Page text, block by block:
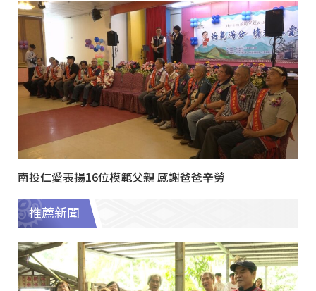
南投仁愛表揚16位模範父親 感謝爸爸辛勞
推薦新聞